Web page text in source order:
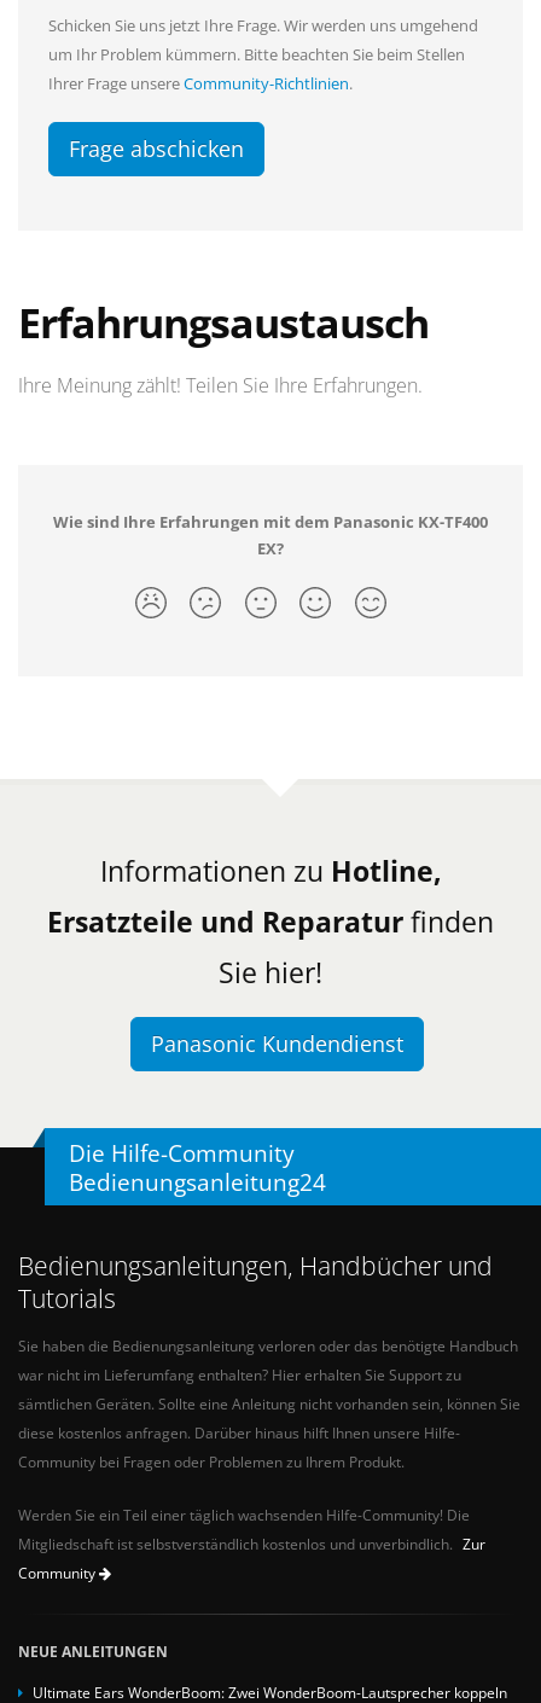
Schicken Sie uns jetzt Ihre Frage. Wir werden uns umgehend
um Ihr Problem kümmern. Bitte beachten Sie beim Stellen
Ihrer Frage unsereCommunity-Richtlinien.
Frage abschicken
Erfahrungsaustausch
Ihre Meinung zählt! Teilen Sie Ihre Erfahrungen.
Wie sind Ihre Erfahrungen mit dem Panasonic KX-TF400
EX?
Informationen zu Hotline,
Ersatzteile und Reparaturfinden
Sie hier!
Panasonic Kundendienst
Die Hilfe-Community
Bedienungsanleitung24
Bedienungsanleitungen, Handbücher und
Tutorials
Sie haben die Bedienungsanleitung verloren oder das benötigte Handbuch
war nicht im Lieferumfang enthalten? Hier erhalten Sie Support zu
sämtlichen Geräten. Sollte eine Anleitung nicht vorhanden sein, können Sie
diese kostenlos anfragen. Darüber hinaus hilft Ihnen unsere Hilfe-
Community bei Fragen oder Problemen zu Ihrem Produkt.
Werden Sie ein Teil einer täglich wachsenden Hilfe-Community! Die
Mitgliedschaft ist selbstverständlich kostenlos und unverbindlich. Zur
Community
NEUE ANLEITUNGEN
Ultimate Ears WonderBoom: Zwei WonderBoom-Lautsprecher koppeln